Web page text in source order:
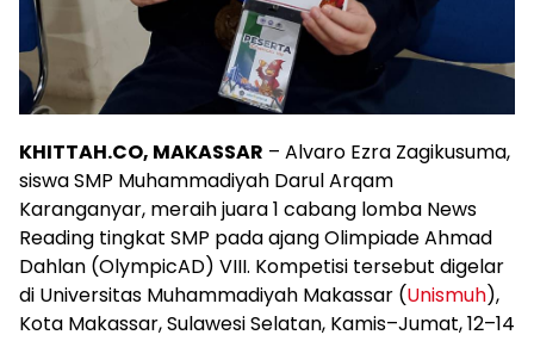
KHITTAH.CO, MAKASSAR – Alvaro Ezra Zagikusuma,
siswa SMP Muhammadiyah Darul Arqam
Karanganyar, meraih juara 1 cabang lomba News
Reading tingkat SMP pada ajang Olimpiade Ahmad
Dahlan (OlympicAD) VIII. Kompetisi tersebut digelar
di Universitas Muhammadiyah Makassar (Unismuh),
Kota Makassar, Sulawesi Selatan, Kamis–Jumat, 12–14